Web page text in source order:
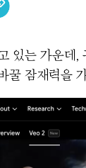
있는 가운데
꿀 잠재력을